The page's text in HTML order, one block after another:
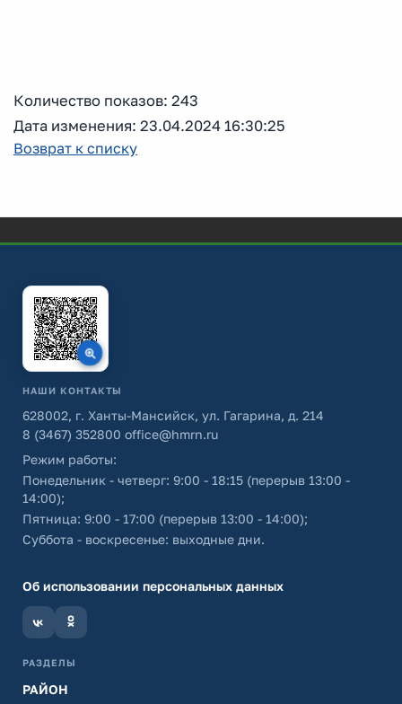
Количество показов: 243
Дата изменения: 23.04.2024 16:30:25
Возврат к списку
НАШИ КОНТАКТЫ
628002, г. Ханты-Мансийск, ул. Гагарина, д. 214
8 (3467) 352800 office@hmrn.ru
Режим работы:
Понедельник - четверг: 9:00 - 18:15 (перерыв 13:00 -
14:00);
Пятница: 9:00 - 17:00 (перерыв 13:00 - 14:00);
Суббота - воскресенье: выходные дни.
Об использовании персональных данных
РАЗДЕЛЫ
РАЙОН